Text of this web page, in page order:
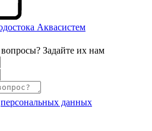
Аквасистем
Задайте их нам
персональных данных